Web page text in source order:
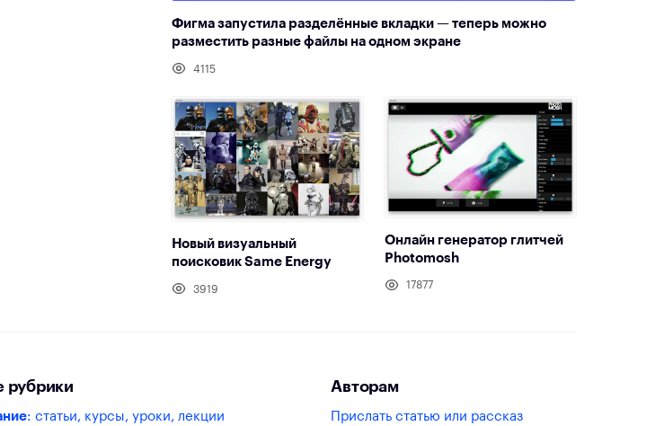
Фигма запустила разделённые вкладки — теперь можно
разместить разные файлы на одном экране
4115
Новый визуальный
поисковик Same Energy
3919
Онлайн генератор глитчей
Photomosh
17877
рубрики
: статьи, курсы, уроки, лекции
Авторам
Прислать статью или рассказ